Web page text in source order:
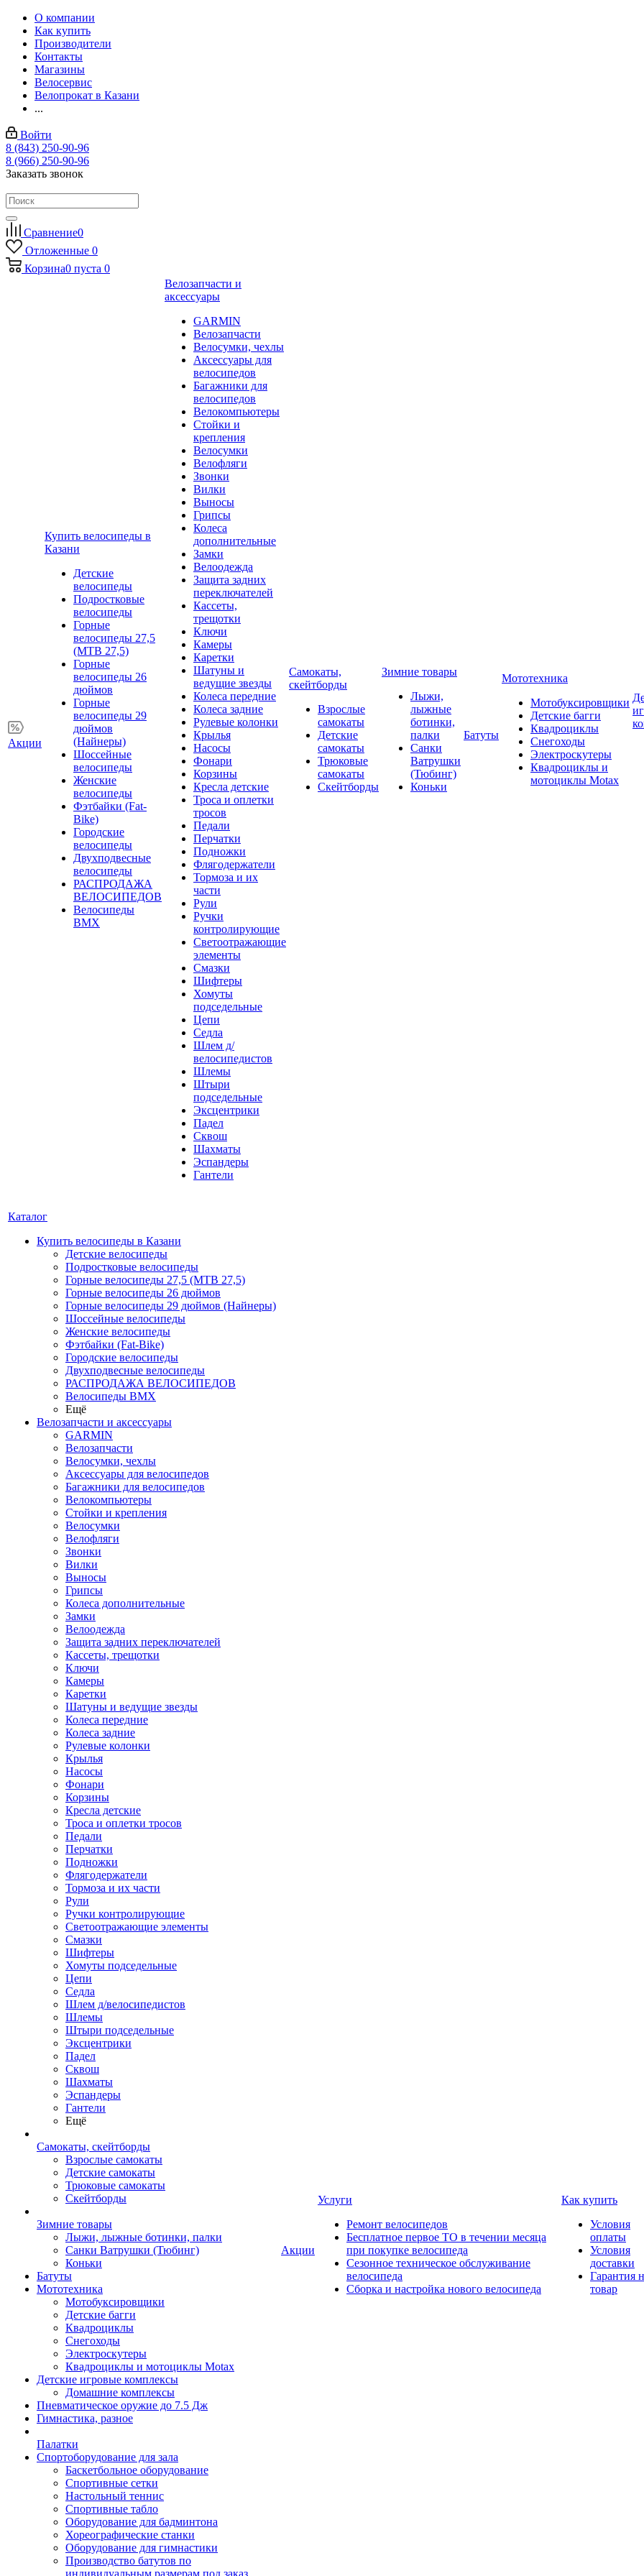
О компании
Как купить
Производители
Контакты
Магазины
Велосервис
Велопрокат в Казани
...
Войти
8 (843) 250-90-96
8 (966) 250-90-96
Заказать звонок
Сравнение0
Отложенные 0
Корзина0 пуста 0
Акции
Купить велосипеды в
Казани
Детские
велосипеды
Подростковые
велосипеды
Горные
велосипеды 27,5
(MTB 27,5)
Горные
велосипеды 26
дюймов
Горные
велосипеды 29
дюймов
(Найнеры)
Шоссейные
велосипеды
Женские
велосипеды
Фэтбайки (Fat-
Bike)
Городские
велосипеды
Двухподвесные
велосипеды
РАСПРОДАЖА
ВЕЛОСИПЕДОВ
Велосипеды
BMX
Велозапчасти и
аксессуары
GARMIN
Велозапчасти
Велосумки, чехлы
Аксессуары для
велосипедов
Багажники для
велосипедов
Велокомпьютеры
Стойки и
крепления
Велосумки
Велофляги
Звонки
Вилки
Выносы
Грипсы
Колеса
дополнительные
Замки
Велоодежда
Защита задних
переключателей
Кассеты,
трещотки
Ключи
Камеры
Каретки
Шатуны и
ведущие звезды
Колеса передние
Колеса задние
Рулевые колонки
Крылья
Насосы
Фонари
Корзины
Кресла детские
Троса и оплетки
тросов
Педали
Перчатки
Подножки
Флягодержатели
Тормоза и их
части
Рули
Ручки
контролирующие
Светоотражающие
элементы
Смазки
Шифтеры
Хомуты
подседельные
Цепи
Седла
Шлем д/
велосипедистов
Шлемы
Штыри
подседельные
Эксцентрики
Падел
Сквош
Шахматы
Эспандеры
Гантели
Самокаты,
скейтборды
Взрослые
самокаты
Детские
самокаты
Трюковые
самокаты
Скейтборды
Зимние товары
Лыжи,
лыжные
ботинки,
палки
Санки
Ватрушки
(Тюбинг)
Коньки
Батуты
Мототехника
Мотобуксировщики
Детские багги
Квадроциклы
Снегоходы
Электроскутеры
Квадроциклы и
мотоциклы Motax
Каталог
Купить велосипеды в Казани
Детские велосипеды
Подростковые велосипеды
Горные велосипеды 27,5 (MTB 27,5)
Горные велосипеды 26 дюймов
Горные велосипеды 29 дюймов (Найнеры)
Шоссейные велосипеды
Женские велосипеды
Фэтбайки (Fat-Bike)
Городские велосипеды
Двухподвесные велосипеды
РАСПРОДАЖА ВЕЛОСИПЕДОВ
Велосипеды BMX
Ещё
Велозапчасти и аксессуары
GARMIN
Велозапчасти
Велосумки, чехлы
Аксессуары для велосипедов
Багажники для велосипедов
Велокомпьютеры
Стойки и крепления
Велосумки
Велофляги
Звонки
Вилки
Выносы
Грипсы
Колеса дополнительные
Замки
Велоодежда
Защита задних переключателей
Кассеты, трещотки
Ключи
Камеры
Каретки
Шатуны и ведущие звезды
Колеса передние
Колеса задние
Рулевые колонки
Крылья
Насосы
Фонари
Корзины
Кресла детские
Троса и оплетки тросов
Педали
Перчатки
Подножки
Флягодержатели
Тормоза и их части
Рули
Ручки контролирующие
Светоотражающие элементы
Смазки
Шифтеры
Хомуты подседельные
Цепи
Седла
Шлем д/велосипедистов
Шлемы
Штыри подседельные
Эксцентрики
Падел
Сквош
Шахматы
Эспандеры
Гантели
Ещё
Самокаты, скейтборды
Взрослые самокаты
Детские самокаты
Трюковые самокаты
Скейтборды
Зимние товары
Лыжи, лыжные ботинки, палки
Санки Ватрушки (Тюбинг)
Коньки
Батуты
Мототехника
Мотобуксировщики
Детские багги
Квадроциклы
Снегоходы
Электроскутеры
Квадроциклы и мотоциклы Motax
Детские игровые комплексы
Домашние комплексы
Пневматическое оружие до 7.5 Дж
Гимнастика, разное
Палатки
Спортоборудование для зала
Баскетбольное оборудование
Спортивные сетки
Настольный теннис
Спортивные табло
Оборудование для бадминтона
Хореографические станки
Оборудование для гимнастики
Производство батутов по
индивидуальным размерам под заказ
Акции
Услуги
Ремонт велосипедов
Бесплатное первое ТО в течении месяца
при покупке велосипеда
Сезонное техническое обслуживание
велосипеда
Сборка и настройка нового велосипеда
Как купить
Условия
оплаты
Условия
доставки
Гарантия
товар